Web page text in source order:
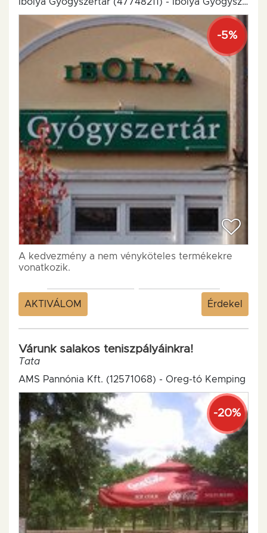
Ibolya Gyógyszertár (47748211) - Ibolya Gyógyszertár
-5%
A kedvezmény a nem vényköteles termékekre
vonatkozik.
AKTIVÁLOM Érdekel
Várunk salakos teniszpályáinkra!
Tata
AMS Pannónia Kft. (12571068) - Öreg-tó Kemping
-20%